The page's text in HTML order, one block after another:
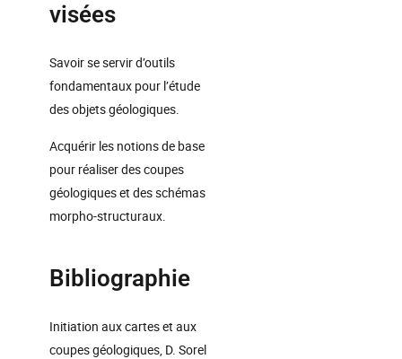
visées
Savoir se servir d’outils
fondamentaux pour l’étude
des objets géologiques.
Acquérir les notions de base
pour réaliser des coupes
géologiques et des schémas
morpho-structuraux.
Bibliographie
Initiation aux cartes et aux
coupes géologiques, D. Sorel